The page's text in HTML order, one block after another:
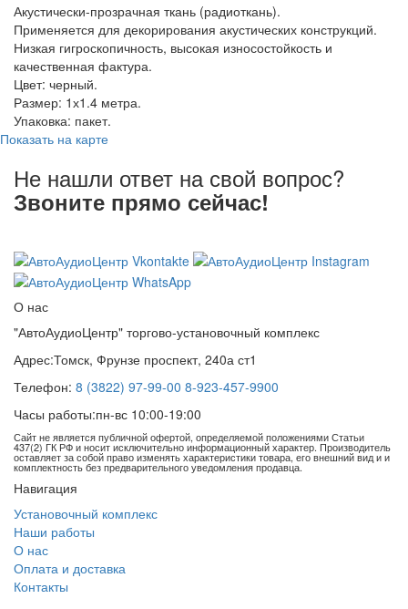
Акустически-прозрачная ткань (радиоткань).
Применяется для декорирования акустических конструкций.
Низкая гигроскопичность, высокая износостойкость и
качественная фактура.
Цвет: черный.
Размер: 1х1.4 метра.
Упаковка: пакет.
Показать на карте
Не нашли ответ на свой вопрос?
Звоните прямо сейчас!
О нас
"АвтоАудиоЦентр" торгово-установочный комплекс
Адрес:Томск, Фрунзе проспект, 240а ст1
Телефон: 8 (3822) 97-99-00 8-923-457-9900
Часы работы:пн-вс 10:00-19:00
Сайт не является публичной офертой, определяемой положениями Статьи
437(2) ГК РФ и носит исключительно информационный характер. Производитель
оставляет за собой право изменять характеристики товара, его внешний вид и и
комплектность без предварительного уведомления продавца.
Навигация
Установочный комплекс
Наши работы
О нас
Оплата и доставка
Контакты